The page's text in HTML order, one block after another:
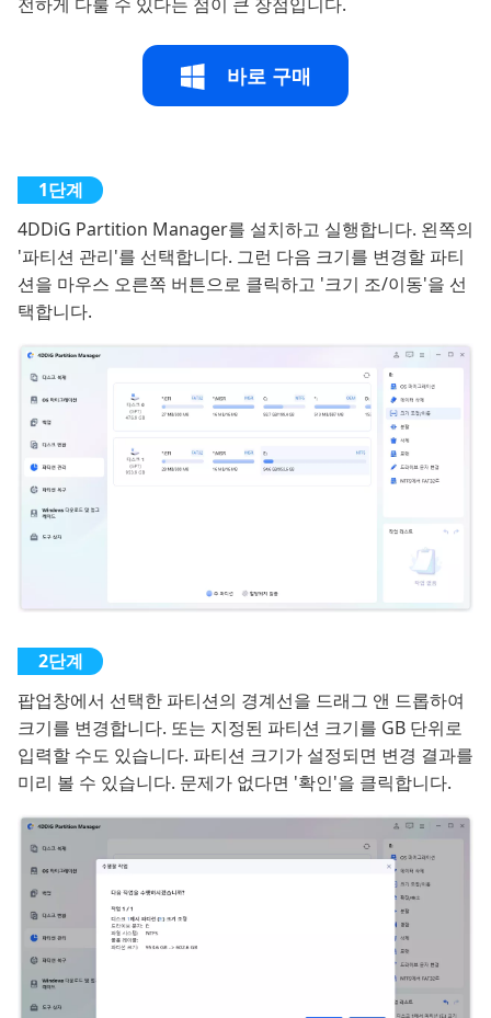
바로 구매
4DDiG Partition Manager를 설치하고 실행합니다. 왼쪽의
'파티션 관리'를 선택합니다. 그런 다음 크기를 변경할 파티
션을 마우스 오른쪽 버튼으로 클릭하고 '크기 조/이동'을 선
택합니다.
팝업창에서 선택한 파티션의 경계선을 드래그 앤 드롭하여
크기를 변경합니다. 또는 지정된 파티션 크기를 GB 단위로
입력할 수도 있습니다. 파티션 크기가 설정되면 변경 결과를
미리 볼 수 있습니다. 문제가 없다면 '확인'을 클릭합니다.